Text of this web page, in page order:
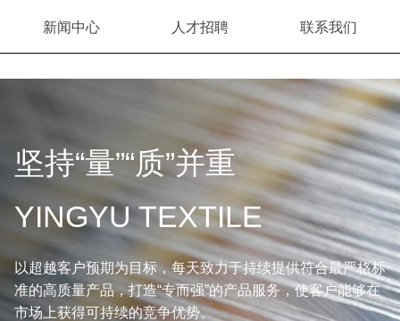
新闻中心 人才招聘 联系我们
坚持“量”“质”并重
YINGYU TEXTILE
以超越客户预期为目标，每天致力于持续提供符合最严格标
准的高质量产品，打造“专而强”的产品服务，使客户能够在
市场上获得可持续的竞争优势。